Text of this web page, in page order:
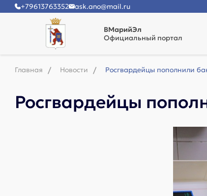
+79613763352 ask.ano@mail.ru
ВМарийЭл
Официальный портал
Главная Новости Росгвардейцы пополнили
Росгвардейцы